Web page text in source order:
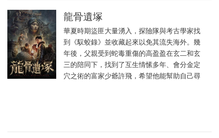
龍骨遺塚
華夏時期盜匪大量湧入，探險隊與考古學家找
到《馭蛟錄》並收藏起來以免其流失海外。幾
年後，父親受到蛇毒重傷的高盈盈在玄二和玄
三的陪同下，找到了互生情愫多年、會分金定
穴之術的富家少爺許飛，希望他能幫助自己尋